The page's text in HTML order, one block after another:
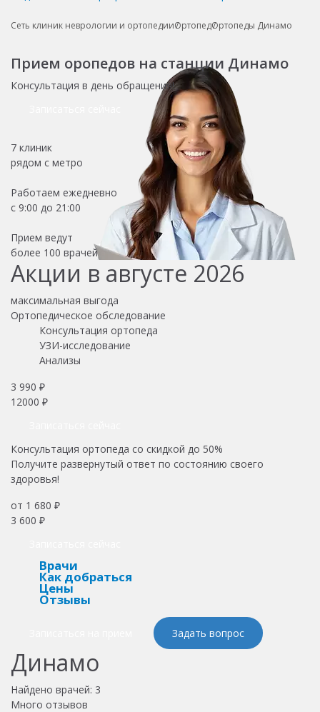
Сеть клиник неврологии и ортопедииОртопедОртопеды Динамо
Прием оропедов на станции Динамо
Консультация в день обращения!
7 клиник
рядом с метро
Работаем ежедневно
с 9:00 до 21:00
Прием ведут
более 100 врачей
Акции в августе 2026
максимальная выгода
Ортопедическое обследование
Консультация ортопеда
УЗИ-исследование
Анализы
3 990 ₽
12000 ₽
Консультация ортопеда со скидкой до 50%
Получите развернутый ответ по состоянию своего
здоровья!
от 1 680 ₽
3 600 ₽
Врачи
Как добраться
Цены
Отзывы
Задать вопрос
Динамо
Найдено врачей: 3
Много отзывов